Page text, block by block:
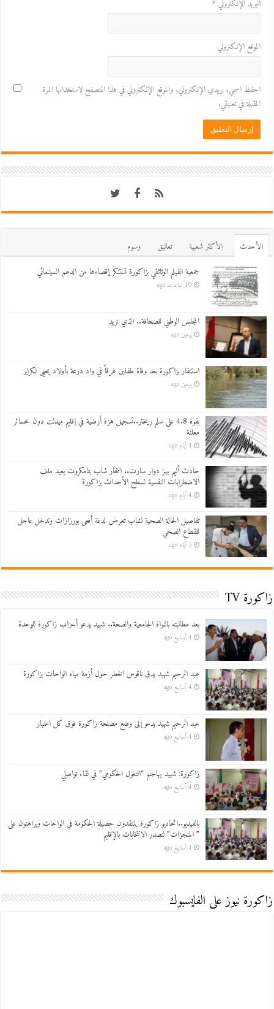
البريد الإلكتروني *
الموقع الإلكتروني
احفظ اسمي، بريدي الإلكتروني، والموقع الإلكتروني في هذا المتصفح لاستخدامها المرة
المقبلة في تعليقي.
اﻷحدث اﻷكثر شعبية تعاليق
وسوم
جمعية الفيلم الوثائقي بزاكورة تستنكر إقصاءها من الدعم السينمائي
10 ساعات ago
المجلس الوطني للصحافة.. الذي نريد
يومين ago
استنفار بزاكورة بعد وفاة طفلين غرقاً في واد درعة بأولاد يحيى لكراير
يومين ago
بقوة 4.8 على سلم ريختر..تسجيل هزة أرضية في إقليم ميدلت دون خسائر
معلنة
4 أيام ago
حادث أليم يهز دوار سارت.. انتحار شاب بتامكروت يعيد ملف
الاضطرابات النفسية لسطح الأحداث بزاكورة
4 أيام ago
تفاصيل الحالة الصحية لشاب تعرض لدغة أفعى بورزازات وتدخل عاجل
للقطاع الصحي
5 أيام ago
زاكورة TV
بعد مطالبته بالنواة الجامعية والصحة.. شهيد يدعو أحزاب زاكورة للوحدة
4 أسابيع ago
عبد الرحيم شهيد يدق ناقوس الخطر حول أزمة مياه الواحات بزاكورة
4 أسابيع ago
عبد الرحيم شهيد يدعو إلى وضع مصلحة زاكورة فوق كل اعتبار
4 أسابيع ago
زاكورة: شهيد يهاجم “التغول الحكومي” في لقاء تواصلي
4 أسابيع ago
بالفيديو..اتحاديو زاكورة ينتقدون حصيلة الحكومة في الواحات ويراهنون على
” المنجزات” لتصدر الانتخابات بالإقليم
4 أسابيع ago
زاكورة نيوز على الفايسبوك